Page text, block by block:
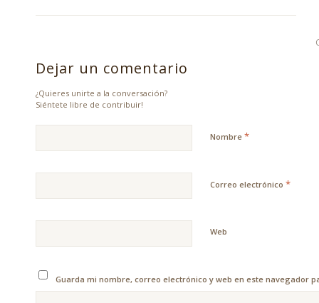
Dejar un comentario
¿Quieres unirte a la conversación?
Siéntete libre de contribuir!
Nombre *
Correo electrónico *
Web
Guarda mi nombre, correo electrónico y web en este navegador